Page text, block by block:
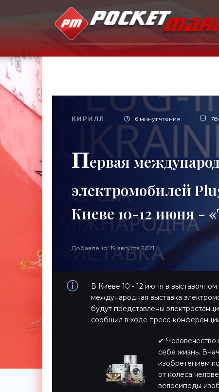
КИРИЛЛ 6 минут чтения
Первая
электромобилей
Киеве 10-12 июня -
Добавлено: 19 августа 2021
В Киеве 10 - 12 июня в
международная выставка
будут представлены
сообщил в ходе пресс-
✔ Человечество
себе жизнь.
изобретением
от колеса
велосипеды